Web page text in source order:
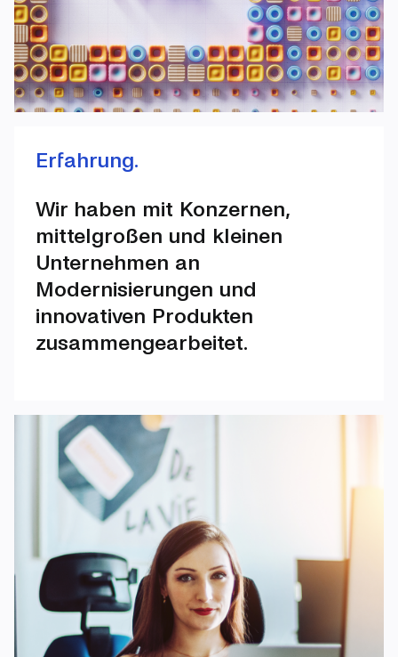
Erfahrung.
Wir haben mit Konzernen,
mittelgroßen und kleinen
Unternehmen an
Modernisierungen und
innovativen Produkten
zusammengearbeitet.